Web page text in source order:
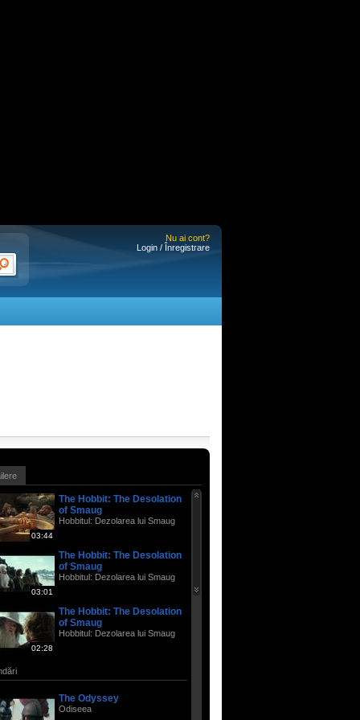
Nu ai cont?
Login / Înregistrare
03:44
The Hobbit: The Desolation
of Smaug
Hobbitul: Dezolarea lui Smaug
03:01
The Hobbit: The Desolation
of Smaug
Hobbitul: Dezolarea lui Smaug
02:28
The Hobbit: The Desolation
of Smaug
Hobbitul: Dezolarea lui Smaug
The Odyssey
Odiseea